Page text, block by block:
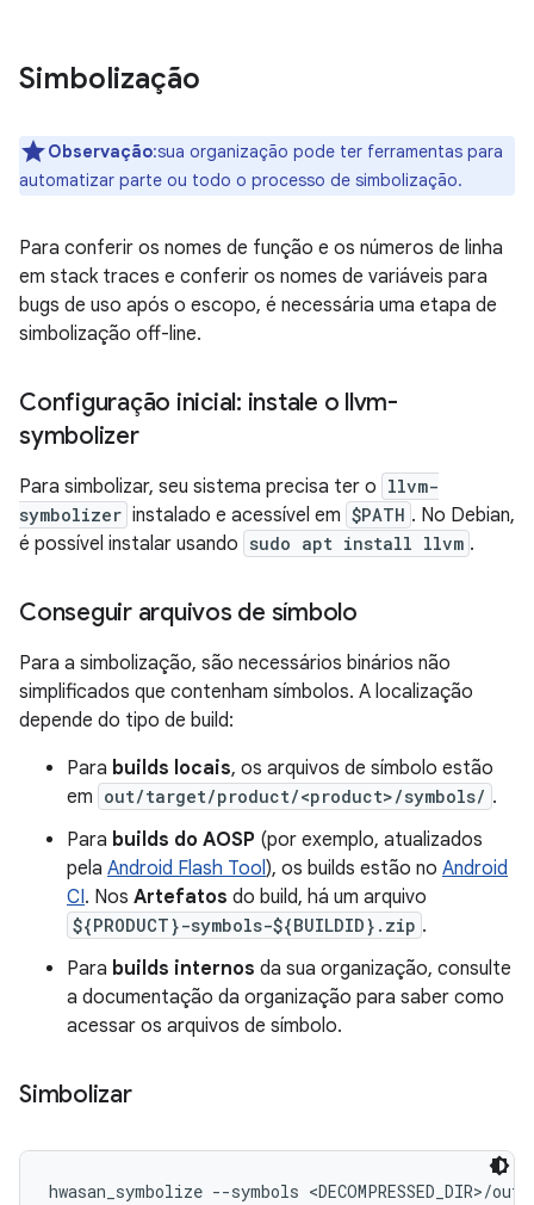
Simbolização
Observação:sua organização pode ter ferramentas para
automatizar parte ou todo o processo de simbolização.
Para conferir os nomes de função e os números de linha
em stack traces e conferir os nomes de variáveis para
bugs de uso após o escopo, é necessária uma etapa de
simbolização off-line.
Configuração inicial: instale o llvm-
symbolizer
Para simbolizar, seu sistema precisa ter o llvm-
symbolizer instalado e acessível em $PATH . No Debian,
é possível instalar usando sudo apt install llvm .
Conseguir arquivos de símbolo
Para a simbolização, são necessários binários não
simplificados que contenham símbolos. A localização
depende do tipo de build:
Para builds locais, os arquivos de símbolo estão
em out/target/product/<product>/symbols/ .
Para builds do AOSP (por exemplo, atualizados
pela Android Flash Tool), os builds estão no Android
CI. Nos Artefatos do build, há um arquivo
${PRODUCT}-symbols-${BUILDID}.zip .
Para builds internos da sua organização, consulte
a documentação da organização para saber como
acessar os arquivos de símbolo.
Simbolizar
hwasan_symbolize --symbols